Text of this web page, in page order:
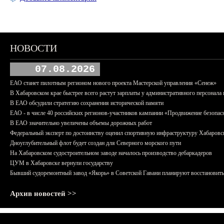
НОВОСТИ
07.08.2026
ЕАО станет пилотным регионом нового проекта Мастерской управления «Сенеж»
В Хабаровском крае быстрее всего растут зарплаты у административного персонала
В ЕАО обсудили стратегию сохранения исторической памяти
ЕАО - в числе 40 российских регионов-участников кампании «Продвижение
В ЕАО значительно увеличены объемы дорожных работ
Федеральный эксперт по достоинству оценил спортивную инфраструктуру
Дноуглубительный флот будет создан для Северного морского пути
На Хабаровском судостроительном заводе началось производство дебаркадеров
ЦУМ в Хабаровске вернули государству
Бывший судоремонтный завод «Якорь» в Советской Гавани планируют восстановить
Архив новостей >>